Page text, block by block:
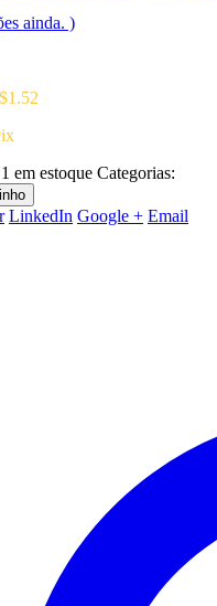
ainda. )
1.52
1 em estoque Categorias:
LinkedIn Google + Email